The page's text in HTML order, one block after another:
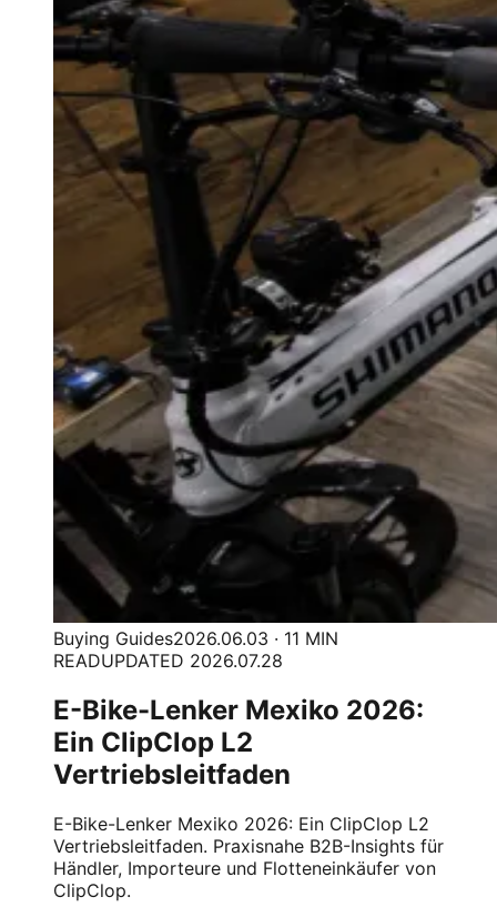
Buying Guides2026.06.03 · 11 MIN
READUPDATED 2026.07.28
E-Bike-Lenker Mexiko 2026:
Ein ClipClop L2
Vertriebsleitfaden
E-Bike-Lenker Mexiko 2026: Ein ClipClop L2
Vertriebsleitfaden. Praxisnahe B2B-Insights für
Händler, Importeure und Flotteneinkäufer von
ClipClop.